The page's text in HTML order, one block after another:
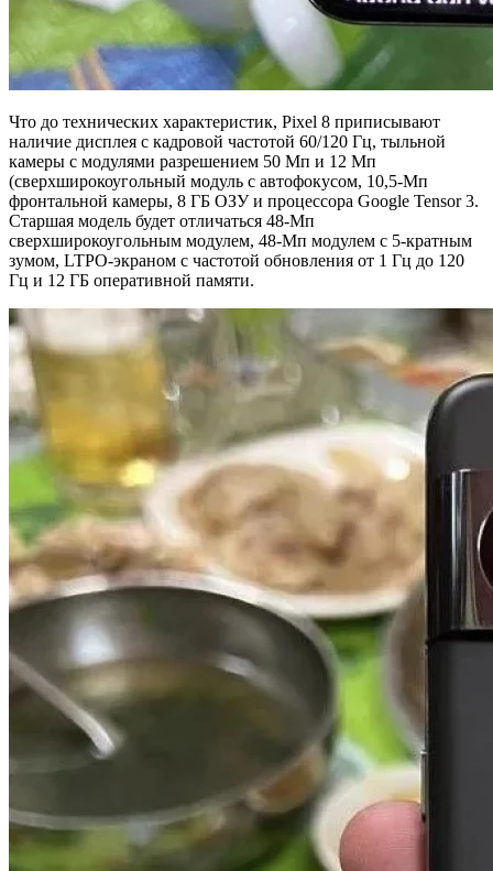
Что до технических характеристик, Pixel 8 приписывают
наличие дисплея с кадровой частотой 60/120 Гц, тыльной
камеры с модулями разрешением 50 Мп и 12 Мп
(сверхширокоугольный модуль с автофокусом, 10,5-Мп
фронтальной камеры, 8 ГБ ОЗУ и процессора Google Tensor 3.
Старшая модель будет отличаться 48-Мп
сверхширокоугольным модулем, 48-Мп модулем с 5-кратным
зумом, LTPO-экраном с частотой обновления от 1 Гц до 120
Гц и 12 ГБ оперативной памяти.